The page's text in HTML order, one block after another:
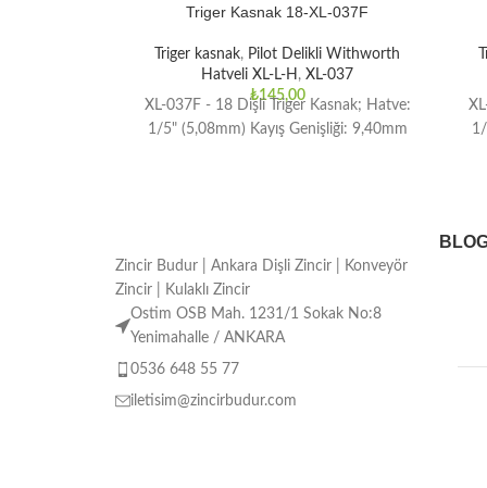
Triger Kasnak 18-XL-037F
Triger kasnak, Pilot Delikli Withworth
Hatveli XL-L-H , XL-037
₺145,00
XL-037F - 18 Dişli Triger Kasnak; Hatve:
1/5" (5,08mm) Kayış Genişliği: 9,40mm
Zincir Budur | Ankara Dişli Zincir | Konveyör
Zincir | Kulaklı Zincir
Ostim OSB Mah. 1231/1 Sokak No:8
Yenimahalle / ANKARA
0536 648 55 77
iletisim@zincirbudur.com